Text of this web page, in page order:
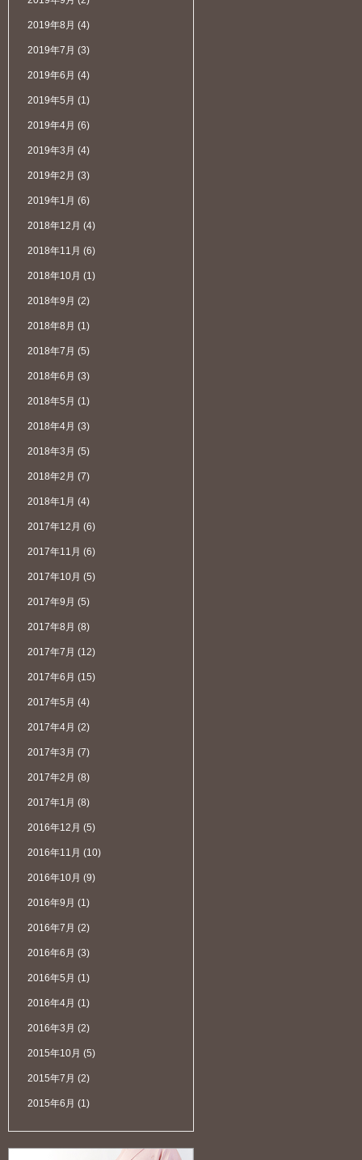
2019年8月 (4)
2019年7月 (3)
2019年6月 (4)
2019年5月 (1)
2019年4月 (6)
2019年3月 (4)
2019年2月 (3)
2019年1月 (6)
2018年12月 (4)
2018年11月 (6)
2018年10月 (1)
2018年9月 (2)
2018年8月 (1)
2018年7月 (5)
2018年6月 (3)
2018年5月 (1)
2018年4月 (3)
2018年3月 (5)
2018年2月 (7)
2018年1月 (4)
2017年12月 (6)
2017年11月 (6)
2017年10月 (5)
2017年9月 (5)
2017年8月 (8)
2017年7月 (12)
2017年6月 (15)
2017年5月 (4)
2017年4月 (2)
2017年3月 (7)
2017年2月 (8)
2017年1月 (8)
2016年12月 (5)
2016年11月 (10)
2016年10月 (9)
2016年9月 (1)
2016年7月 (2)
2016年6月 (3)
2016年5月 (1)
2016年4月 (1)
2016年3月 (2)
2015年10月 (5)
2015年7月 (2)
2015年6月 (1)